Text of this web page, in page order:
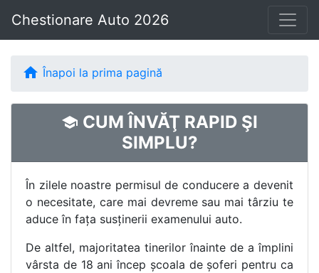
Chestionare Auto 2026
home Înapoi la prima pagină
school CUM ÎNVĂŢ RAPID ŞI
SIMPLU?
În zilele noastre permisul de conducere a devenit
o necesitate, care mai devreme sau mai târziu te
aduce în fața susținerii examenului auto.
De altfel, majoritatea tinerilor înainte de a împlini
vârsta de 18 ani încep școala de șoferi pentru ca